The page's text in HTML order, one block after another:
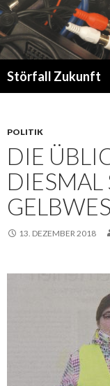
Störfall Zukunft
POLITIK
DIE
DIESMAL
13. DEZEMBER 2018